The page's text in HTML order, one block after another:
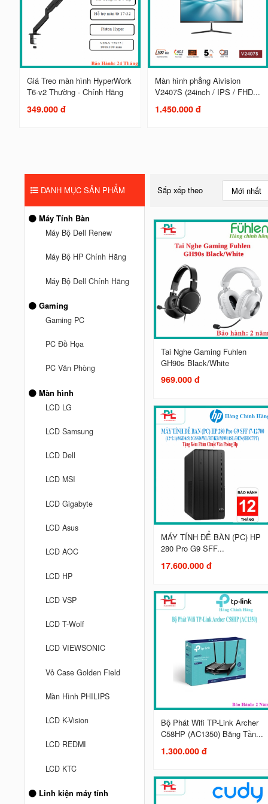
Giá Treo màn hình HyperWork
T6-v2 Thường - Chính Hãng
349.000 đ
Màn hình phẳng Aivision
V2407S (24inch / IPS / FHD...
1.450.000 đ
DANH MỤC SẢN PHẨM
Máy Tính Bàn
Máy Bộ Dell Renew
Máy Bộ HP Chính Hãng
Máy Bộ Dell Chính Hãng
Gaming
Gaming PC
PC Đồ Họa
PC Văn Phòng
Màn hình
LCD LG
LCD Samsung
LCD Dell
LCD MSI
LCD Gigabyte
LCD Asus
LCD AOC
LCD HP
LCD VSP
LCD T-Wolf
LCD VIEWSONIC
Vỏ Case Golden Field
Màn Hình PHILIPS
LCD K-Vision
LCD REDMI
LCD KTC
Linh kiện máy tính
Sắp xếp theo Mới nhất
Tai Nghe Gaming Fuhlen
GH90s Black/White
969.000 đ
MÁY TÍNH ĐỂ BÀN (PC) HP
280 Pro G9 SFF...
17.600.000 đ
Bộ Phát Wifi TP-Link Archer
C58HP (AC1350) Băng Tần...
1.300.000 đ